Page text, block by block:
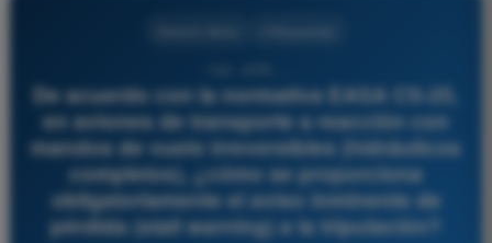
De acuerdo con la normativa EASA CS-25,
en aviones de transporte a reacción con
mandos de vuelo irreversibles (hidráulicos
completos), ¿cómo se proporciona
obligatoriamente el aviso inminente de
pérdida (stall warning) a la tripulación?